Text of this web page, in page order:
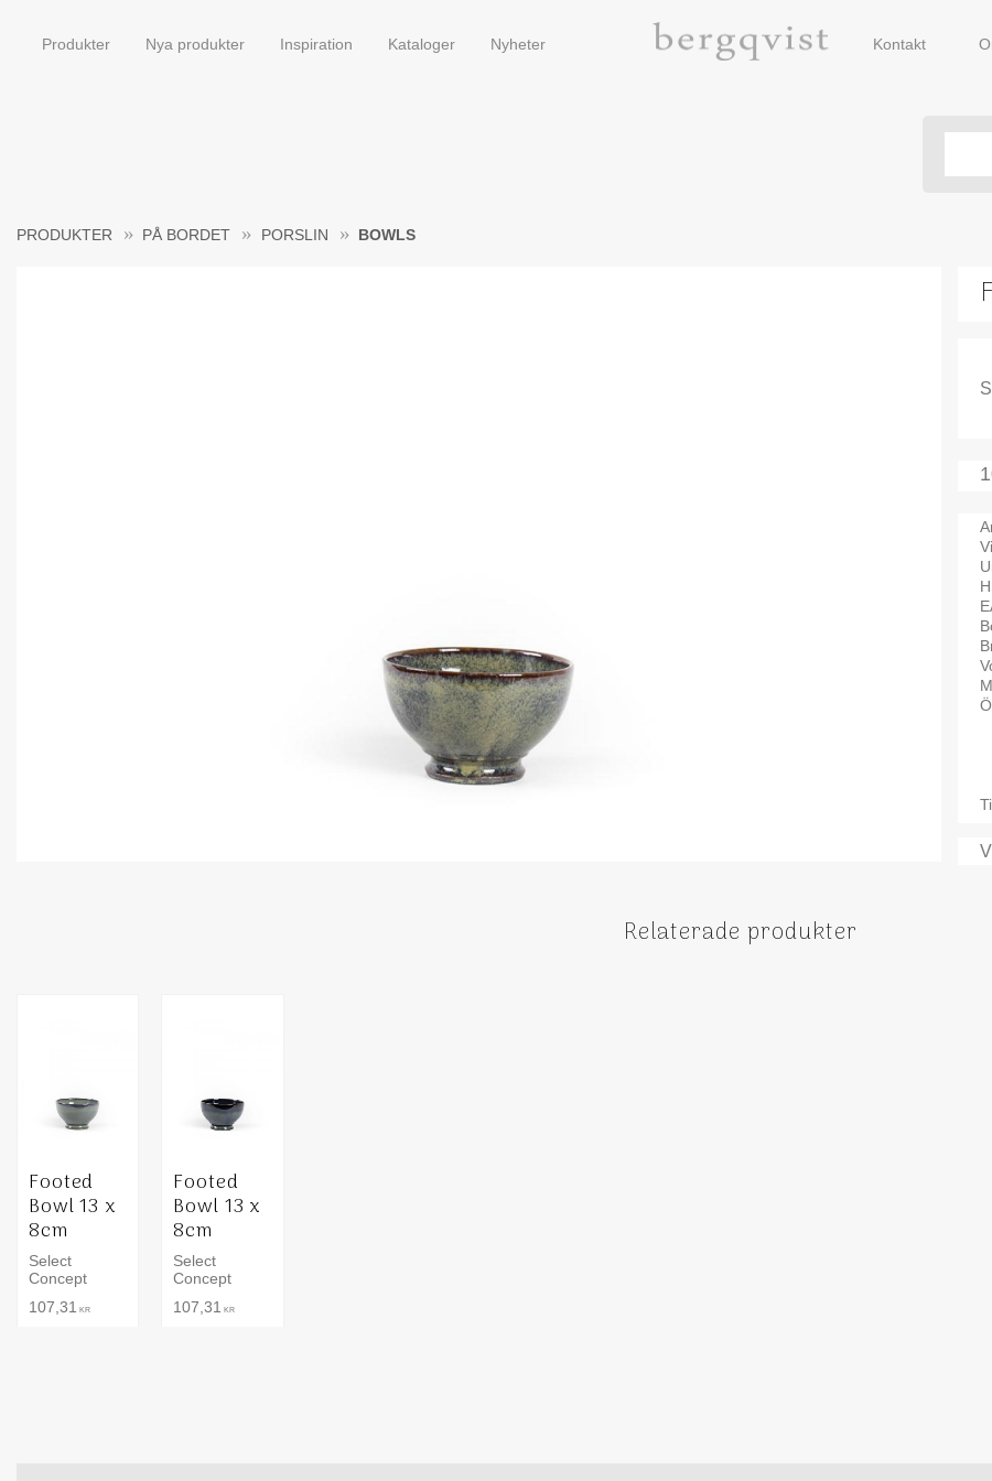
Produkter Nya produkter Inspiration Kataloger Nyheter Kontakt
PRODUKTER PÅ BORDET PORSLIN BOWLS
Relaterade produkter
Footed
Bowl 13 x
8cm
Select
Concept
107,31 KR
Footed
Bowl 13 x
8cm
Select
Concept
107,31 KR